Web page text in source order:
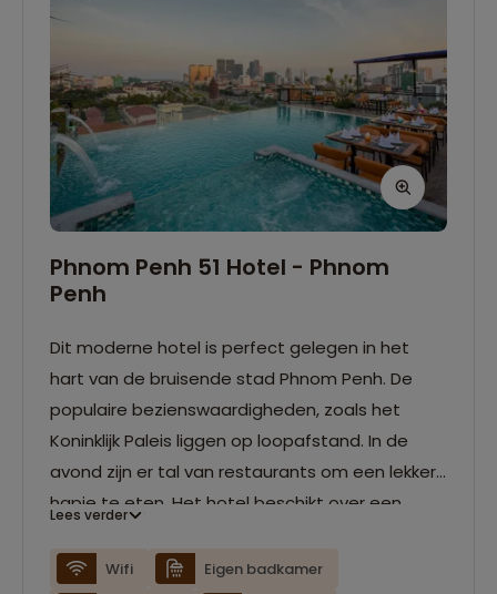
Phnom Penh 51 Hotel - Phnom
Penh
Dit moderne hotel is perfect gelegen in het
hart van de bruisende stad Phnom Penh. De
populaire bezienswaardigheden, zoals het
Koninklijk Paleis liggen op loopafstand. In de
avond zijn er tal van restaurants om een lekker
hapje te eten. Het hotel beschikt over een
over de stad. De moderne kamers zijn voorzien
Lees verder
Wifi
Eigen badkamer